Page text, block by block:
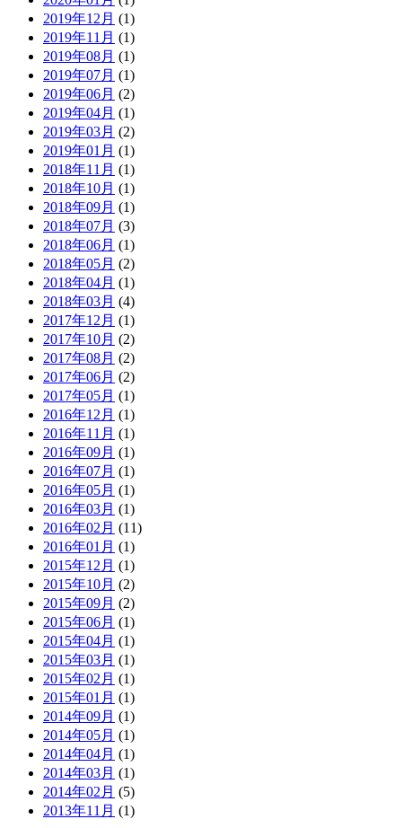
2019年12月 (1)
2019年11月 (1)
2019年08月 (1)
2019年07月 (1)
2019年06月 (2)
2019年04月 (1)
2019年03月 (2)
2019年01月 (1)
2018年11月 (1)
2018年10月 (1)
2018年09月 (1)
2018年07月 (3)
2018年06月 (1)
2018年05月 (2)
2018年04月 (1)
2018年03月 (4)
2017年12月 (1)
2017年10月 (2)
2017年08月 (2)
2017年06月 (2)
2017年05月 (1)
2016年12月 (1)
2016年11月 (1)
2016年09月 (1)
2016年07月 (1)
2016年05月 (1)
2016年03月 (1)
2016年02月 (11)
2016年01月 (1)
2015年12月 (1)
2015年10月 (2)
2015年09月 (2)
2015年06月 (1)
2015年04月 (1)
2015年03月 (1)
2015年02月 (1)
2015年01月 (1)
2014年09月 (1)
2014年05月 (1)
2014年04月 (1)
2014年03月 (1)
2014年02月 (5)
2013年11月 (1)